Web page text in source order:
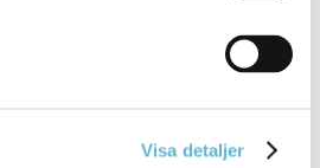
Visa detaljer
den 9 October 2024